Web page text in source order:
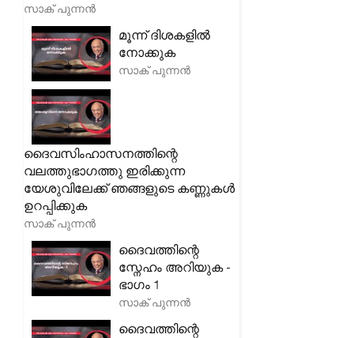
സാക് പുന്നൻ
മൂന്ന് ദിശകളിൽ
നോക്കുക
സാക് പുന്നൻ
ദൈവസിംഹാസനത്തിന്റെ
വലത്തുഭാഗത്തു ഇരിക്കുന്ന
യേശുവിലേക്ക് ഞങ്ങളുടെ കണ്ണുകൾ
ഉറപ്പിക്കുക
സാക് പുന്നൻ
ദൈവത്തിന്റെ
സ്നേഹം അറിയുക -
ഭാഗം 1
സാക് പുന്നൻ
ദൈവത്തിന്റെ